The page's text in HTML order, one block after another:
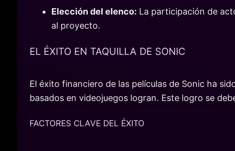
Elección del elenco: La participación de
al proyecto.
EL ÉXITO EN TAQUILLA DE SONIC
El éxito financiero de las películas de Sonic ha
basados en videojuegos logran. Este logro se
FACTORES CLAVE DEL ÉXITO